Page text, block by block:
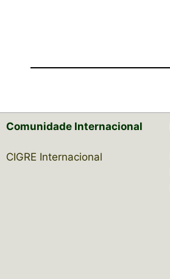
Comunidade Internacional
CIGRE Internacional